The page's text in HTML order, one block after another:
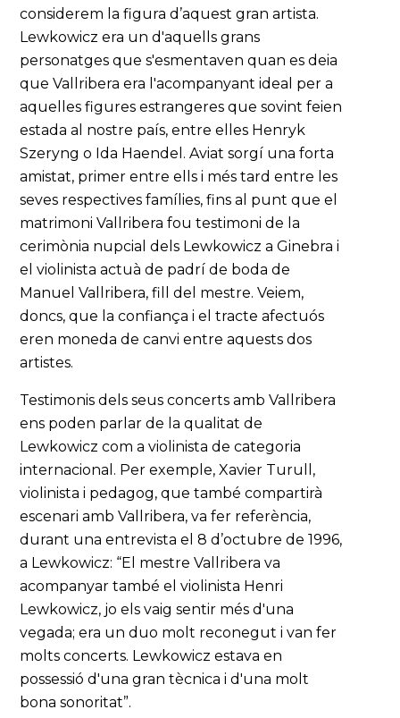
considerem la figura d’aquest gran artista.
Lewkowicz era un d'aquells grans
personatges que s'esmentaven quan es deia
que Vallribera era l'acompanyant ideal per a
aquelles figures estrangeres que sovint feien
estada al nostre país, entre elles Henryk
Szeryng o Ida Haendel. Aviat sorgí una forta
amistat, primer entre ells i més tard entre les
seves respectives famílies, fins al punt que el
matrimoni Vallribera fou testimoni de la
cerimònia nupcial dels Lewkowicz a Ginebra i
el violinista actuà de padrí de boda de
Manuel Vallribera, fill del mestre. Veiem,
doncs, que la confiança i el tracte afectuós
eren moneda de canvi entre aquests dos
artistes.
Testimonis dels seus concerts amb Vallribera
ens poden parlar de la qualitat de
Lewkowicz com a violinista de categoria
internacional. Per exemple, Xavier Turull,
violinista i pedagog, que també compartirà
escenari amb Vallribera, va fer referència,
durant una entrevista el 8 d’octubre de 1996,
a Lewkowicz: “El mestre Vallribera va
acompanyar també el violinista Henri
Lewkowicz, jo els vaig sentir més d'una
vegada; era un duo molt reconegut i van fer
molts concerts. Lewkowicz estava en
possessió d'una gran tècnica i d'una molt
bona sonoritat”.